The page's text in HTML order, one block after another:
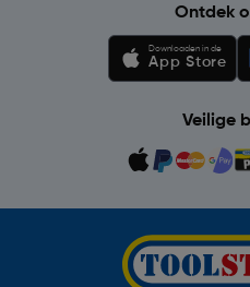
Ontdek
Downloaden in de
App Store
Veilige